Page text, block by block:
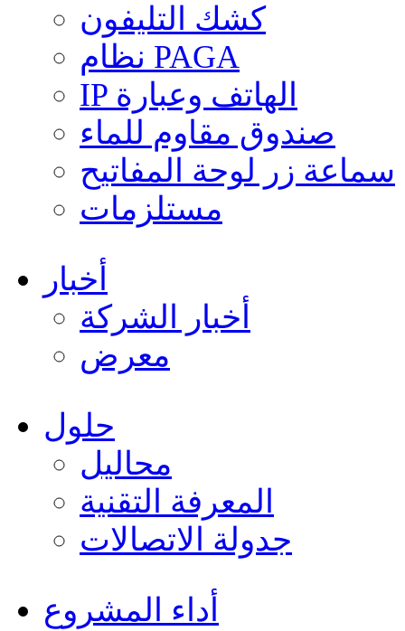
كشك التليفون
نظام PAGA
IP الهاتف وعبارة
صندوق مقاوم للماء
سماعة زر لوحة المفاتيح
مستلزمات
أخبار
أخبار الشركة
معرض
حلول
محاليل
المعرفة التقنية
جدولة الاتصالات
أداء المشروع